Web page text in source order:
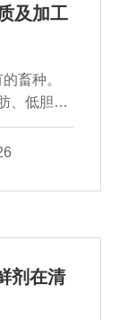
及加工
畜种。
、低胆固
品。本文
养价值、
的种类及
剂在清